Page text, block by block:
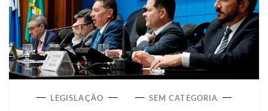
LEGISLAÇÃO SEM CATEGORIA